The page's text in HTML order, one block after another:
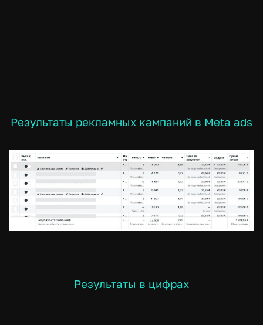
Результаты рекламных кампаний в Meta ads
Результаты в цифрах